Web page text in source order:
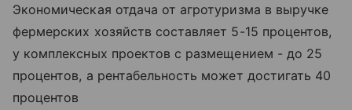
Экономическая отдача от агротуризма в выручке
фермерских хозяйств составляет 5-15 процентов,
у комплексных проектов с размещением - до 25
процентов, а рентабельность может достигать 40
процентов